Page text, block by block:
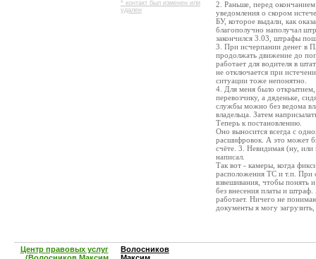
* контакт был изменен или
удален
2. Раньше, перед
уведомления о скором
БУ, которое выдали, как
благополучно наполучал
закончился 3.03, штрафы
3. При исчерпании денег в
продолжать движение до
работает для водителя в
не отключается при
ситуации тоже непонятно.
4. Для меня было
перевозчику, а дяденьке,
службы можно без ведома
владельца. Затем
Теперь к постановлению.
Оно выносится всегда с
расшифровок. А это может
счёте. 3. Невидимая (ну,
написал.
Так вот - камеры, когда
расположения ТС и т.п. При
взвешивания, чтобы понять
без внесения платы и штраф.
работает. Ничего не
документы я могу
Центр правовых услуг
Волосников